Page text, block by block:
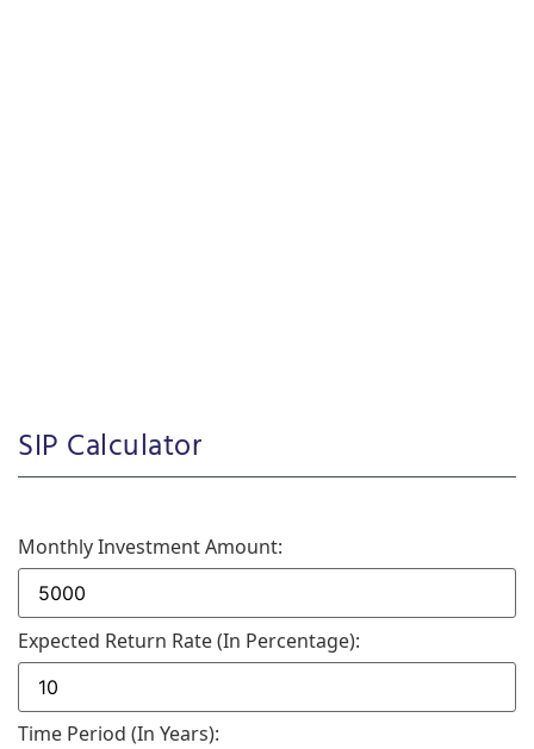
SIP Calculator
Monthly Investment Amount:
Expected Return Rate (in Percentage):
Time Period (in Years):